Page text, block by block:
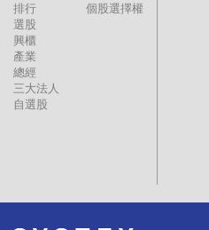
排行
選股
興櫃
產業
總經
三大法人
自選股
個股選擇權